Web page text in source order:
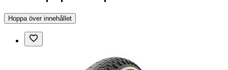
Hoppa över innehållet